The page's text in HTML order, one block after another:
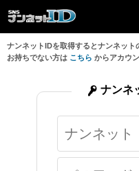
ナンネットIDを取得するとナンネッ
お持ちでない方は こちら からアカウ
ナンネ